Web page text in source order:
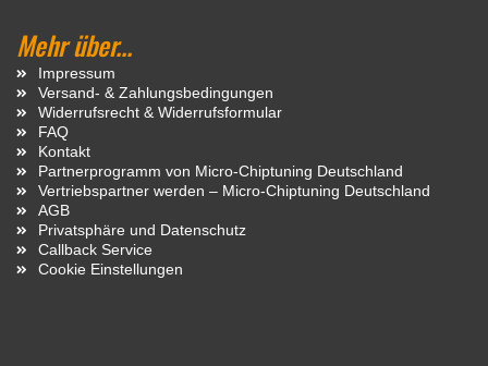
Mehr über...
Impressum
Versand- & Zahlungsbedingungen
Widerrufsrecht & Widerrufsformular
FAQ
Kontakt
Partnerprogramm von Micro-Chiptuning Deutschland
Vertriebspartner werden – Micro-Chiptuning Deutschland
AGB
Privatsphäre und Datenschutz
Callback Service
Cookie Einstellungen